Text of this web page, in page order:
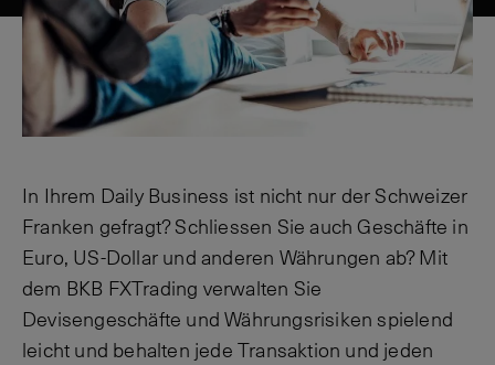
In Ihrem Daily Business ist nicht nur der Schweizer
Franken gefragt? Schliessen Sie auch Geschäfte in
Euro, US-Dollar und anderen Währungen ab? Mit
dem BKB FXTrading verwalten Sie
Devisengeschäfte und Währungsrisiken spielend
leicht und behalten jede Transaktion und jeden